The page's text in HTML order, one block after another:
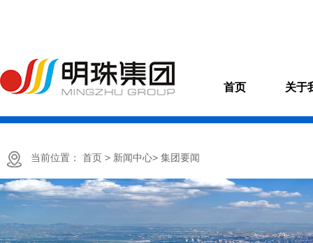
首页 关于
当前位置： 首页 > 新闻中心> 集团要闻